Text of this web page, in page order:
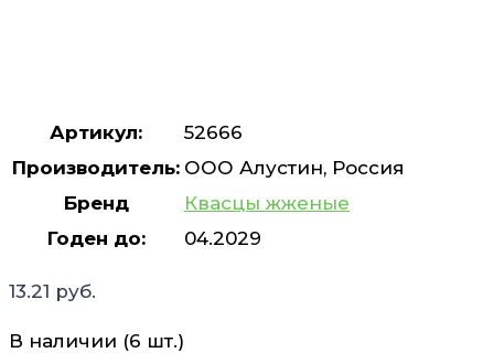
Артикул:
52666
Производитель: ООО Алустин, Россия
Бренд
Квасцы жженые
Годен до:
04.2029
13.21 руб.
В наличии (6 шт.)